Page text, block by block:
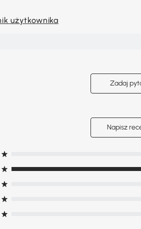
użytkownika
Zadaj
Napisz